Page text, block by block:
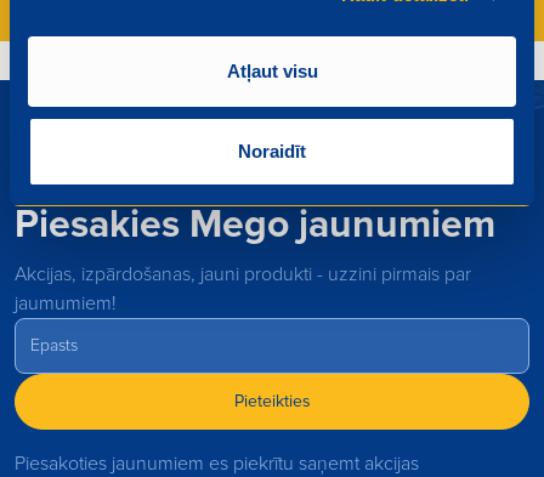
Atļaut visu
Noraidīt
Piesakies Mego jaunumiem
Akcijas, izpārdošanas, jauni produkti - uzzini pirmais par
jaumumiem!
Pieteikties
Piesakoties jaunumiem es piekrītu saņemt akcijas